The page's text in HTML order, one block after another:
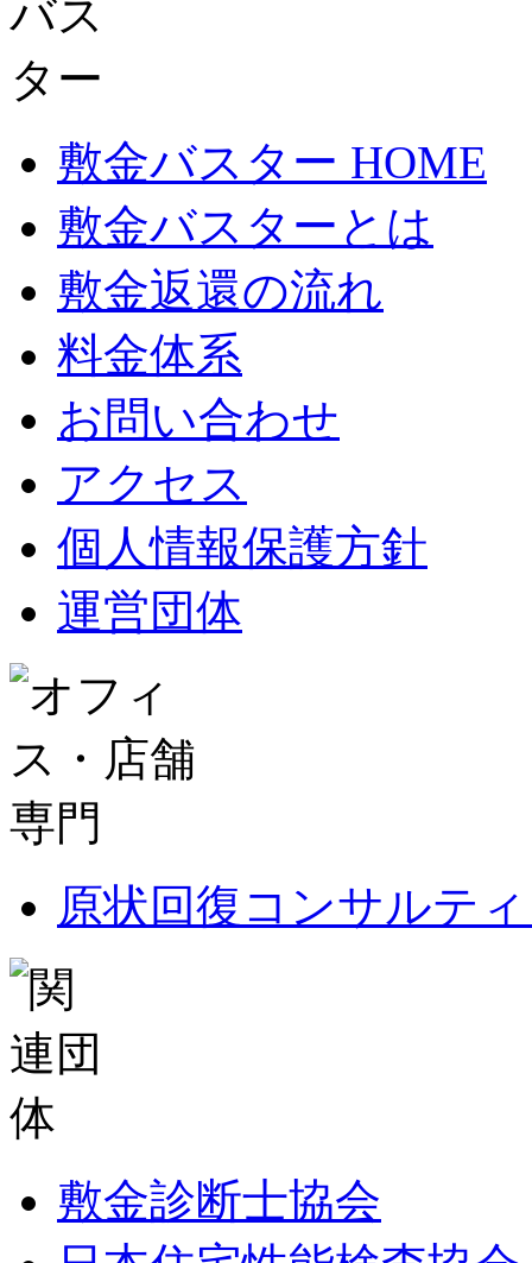
敷金バスター HOME
敷金バスターとは
敷金返還の流れ
料金体系
お問い合わせ
アクセス
個人情報保護方針
運営団体
原状回復コンサルテ
敷金診断士協会